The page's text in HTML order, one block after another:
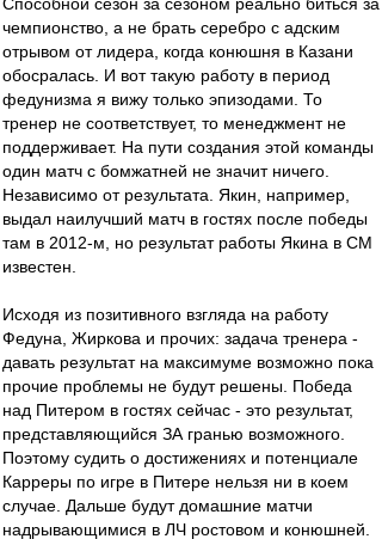
чемпионство, а не брать серебро с адским
отрывом от лидера, когда конюшня в Казани
обосралась. И вот такую работу в период
федунизма я вижу только эпизодами. То
тренер не соответствует, то менеджмент не
поддерживает. На пути создания этой команды
один матч с бомжатней не значит ничего.
Независимо от результата. Якин, например,
выдал наилучший матч в гостях после победы
там в 2012-м, но результат работы Якина в СМ
известен.
Исходя из позитивного взгляда на работу
Федуна, Жиркова и прочих: задача тренера -
давать результат на максимуме возможно пока
прочие проблемы не будут решены. Победа
над Питером в гостях сейчас - это результат,
представляющийся ЗА гранью возможного.
Поэтому судить о достижениях и потенциале
Карреры по игре в Питере нельзя ни в коем
случае. Дальше будут домашние матчи
надрывающимися в ЛЧ ростовом и конюшней.